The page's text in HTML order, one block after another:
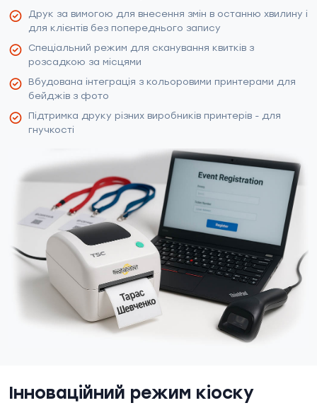
Друк за вимогою для внесення змін в останню хвилину і
для клієнтів без попереднього запису
Спеціальний режим для сканування квитків з
розсадкою за місцями
Вбудована інтеграція з кольоровими принтерами для
бейджів з фото
Підтримка друку різних виробників принтерів - для
гнучкості
Інноваційний режим кіоску